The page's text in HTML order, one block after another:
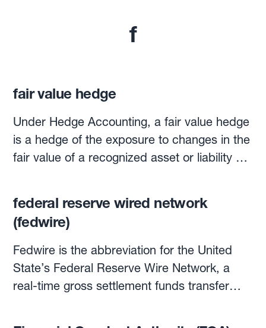
f
fair value hedge
Under Hedge Accounting, a fair value hedge
is a hedge of the exposure to changes in the
fair value of a recognized asset or liability or
loss. (The other main type of hedge is the
Cash Flow hedge).
federal reserve wired network
(fedwire)
Fedwire is the abbreviation for the United
State’s Federal Reserve Wire Network, a
real-time gross settlement funds transfer